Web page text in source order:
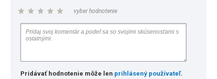
vyber hodnotenie
Pridávať hodnotenie môže len prihlásený používateľ.